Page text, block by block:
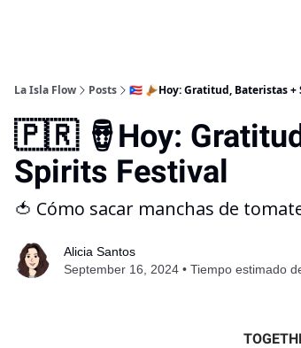
La Isla Flow Posts 🇵🇷 🪘Hoy: Gratitud, Bateristas +
🇵🇷 🪘Hoy:
Spirits Festival
🍅 Cómo sacar manchas de
Alicia Santos
September 16, 2024 • Tiempo estimado